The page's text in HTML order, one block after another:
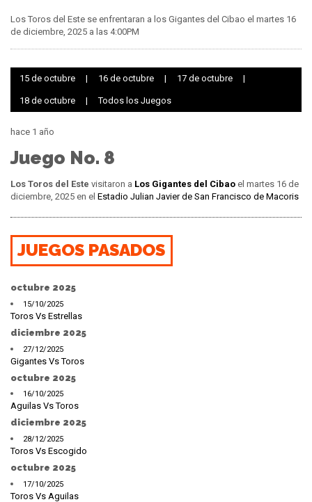
Los Toros del Este se enfrentaran a los Gigantes del Cibao el martes 16
de diciembre, 2025 a las 4:00PM
15 de octubre | 16 de octubre | 17 de octubre |
18 de octubre | Todos los Juegos
hace 1 año
Juego No. 8
Los Toros del Este visitaron a Los Gigantes del Cibao el martes 16 de
diciembre, 2025 en el Estadio Julian Javier de San Francisco de Macoris
JUEGOS PASADOS
octubre 2025
15/10/2025
Toros Vs Estrellas
diciembre 2025
27/12/2025
Gigantes Vs Toros
octubre 2025
16/10/2025
Aguilas Vs Toros
diciembre 2025
28/12/2025
Toros Vs Escogido
octubre 2025
17/10/2025
Toros Vs Aguilas